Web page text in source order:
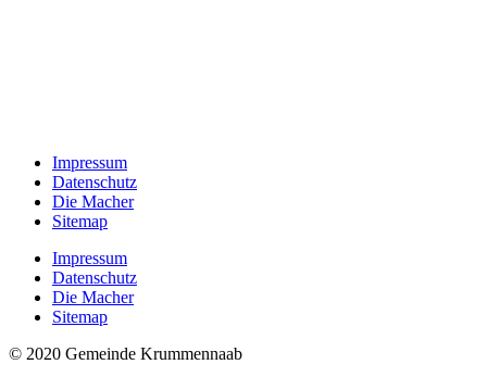
Impressum
Datenschutz
Die Macher
Sitemap
Impressum
Datenschutz
Die Macher
Sitemap
© 2020 Gemeinde Krummennaab